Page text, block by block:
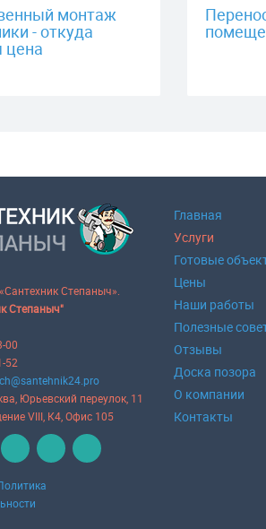
монтаж
- откуда
цена
Степаныч».
Степаныч"
00
52
Юрьевский переулок, 11
VIII, К4, Офис 105
Главная
Услуги
Готовые
Цены
Наши работы
Полезные
Отзывы
Доска позора
О компании
Контакты